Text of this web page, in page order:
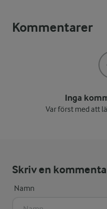
Kommentarer
Inga
Var först med att
Skriv en
Namn